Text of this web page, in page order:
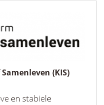
(KIS)
en stabiele